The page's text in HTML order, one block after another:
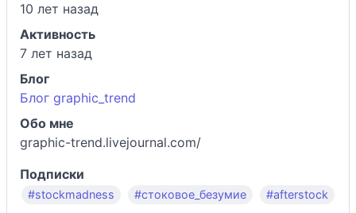
10 лет назад
Активность
7 лет назад
Блог
Блог graphic_trend
Обо мне
graphic-trend.livejournal.com/
Подписки
#stockmadness #стоковое_безумие #afterstock